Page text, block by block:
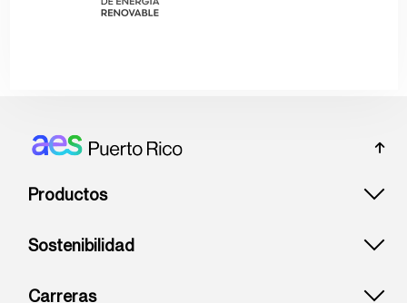
Footer: Puerto rico
Productos
Sostenibilidad
Carreras